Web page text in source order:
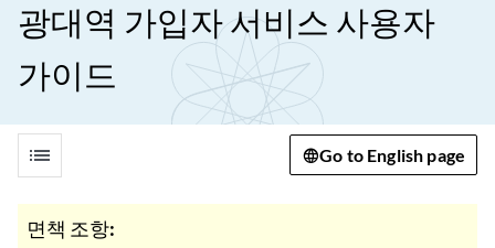
광대역 가입자 서비스 사용자
가이드
list Go to English page
면책 조항: